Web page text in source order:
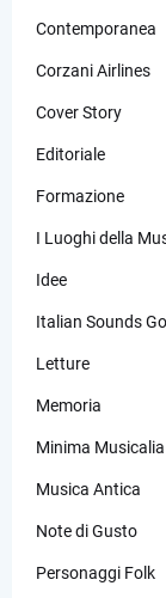
Contemporanea
Corzani Airlines
Cover Story
Editoriale
Formazione
I Luoghi della
Idee
Italian Sounds
Letture
Memoria
Minima Musicalia
Musica Antica
Note di Gusto
Personaggi Folk